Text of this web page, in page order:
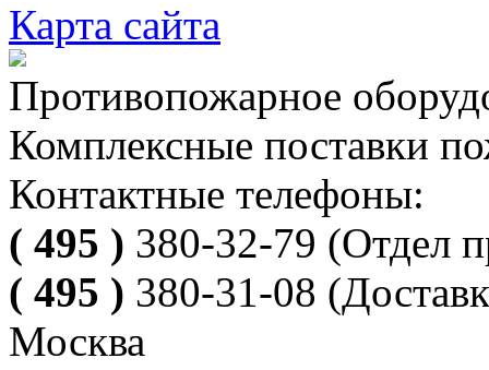
Карта сайта
Противопожарное
Комплексные поставки
Контактные телефоны:
( 495 ) 380-32-79 (Отдел
( 495 ) 380-31-08
Москва